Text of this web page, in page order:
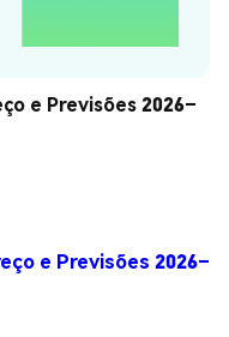
e Previsões 2026–
e Previsões 2026–